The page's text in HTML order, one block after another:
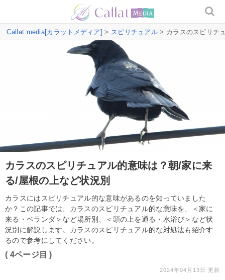
Callat media[カラットメディア] > スピリチュアル > カラスのスピリチ
カラスのスピリチュアル的意味は？朝/家に来
る/屋根の上など状況別
カラスにはスピリチュアル的な意味があるのを知っていました
か？この記事では、カラスのスピリチュアル的な意味を、＜家に
来る・ベランダ＞など場所別、＜頭の上を通る・水浴び＞など状
況別に解説します。カラスのスピリチュアル的な対処法も紹介す
るので参考にしてください。
( 4ページ目 )
2024年04月13日 更新